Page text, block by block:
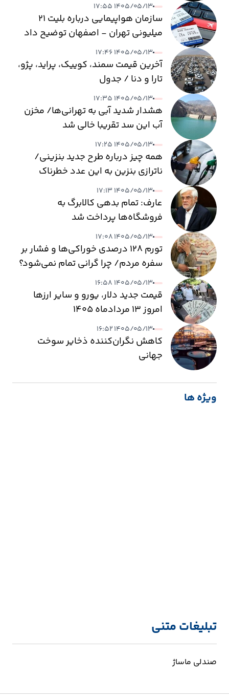
۱۴۰۵/۰۵/۱۳ ۱۷:۵۵
سازمان هواپیمایی درباره بلیت ۲۱
میلیونی تهران - اصفهان توضیح داد
۱۴۰۵/۰۵/۱۳ ۱۷:۴۶
آخرین قیمت سمند، کوییک، پراید، پژو،
تارا و دنا / جدول
۱۴۰۵/۰۵/۱۳ ۱۷:۳۵
هشدار شدید آبی به تهرانی‌ها/ مخزن
آب این سد تقریبا خالی شد
۱۴۰۵/۰۵/۱۳ ۱۷:۲۵
همه چیز درباره طرح جدید بنزینی/
ناترازی بنزین به این عدد خطرناک
می‌رسد
۱۴۰۵/۰۵/۱۳ ۱۷:۱۳
عارف: تمام بدهی کالابرگ به
فروشگاه‌ها پرداخت شد
۱۴۰۵/۰۵/۱۳ ۱۷:۰۸
تورم ۱۲۸ درصدی خوراکی‌ها و فشار بر
سفره مردم/ چرا گرانی تمام نمی‌شود؟
۱۴۰۵/۰۵/۱۳ ۱۶:۵۸
قیمت جدید دلار، یورو و سایر ارزها
امروز ۱۳ مردادماه ۱۴۰۵
۱۴۰۵/۰۵/۱۳ ۱۶:۵۲
کاهش نگران‌کننده ذخایر سوخت
جهانی
ویژه ها
تبلیغات متنی
صندلی ماساژ